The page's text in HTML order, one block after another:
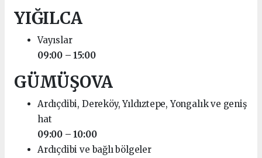
YIĞILCA
Vayıslar
09:00 – 15:00
GÜMÜŞOVA
Ardıçdibi, Dereköy, Yıldıztepe, Yongalık ve geniş
hat
09:00 – 10:00
Ardıçdibi ve bağlı bölgeler